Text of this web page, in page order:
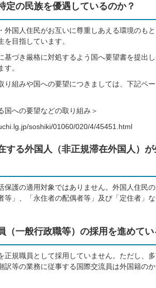
定の民族を優遇しているのか？
外国人住民がお互いに尊重しあえる環境のも
を目指しています。
基づき厳格に対処するよう国へ要望書を提出
。
り組みや国への要望につきましては、下記ペ
国への要望などの取り組み＞
soshiki/01060/020/4/45451.html
する外国人（非正規滞在外国人）
保護の適用対象ではありません。外国人住民
等」、「永住者の配偶者等」及び「定住者」
（一般行政職等）の採用を進めてい
正規職員として採用していません。ただし、
訳等の業務に従事する国際交流員は外国籍の